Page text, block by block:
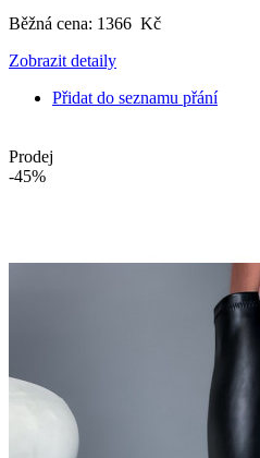
Běžná cena: 1366 Kč
Zobrazit detaily
Přidat do seznamu přání
Prodej
-45%